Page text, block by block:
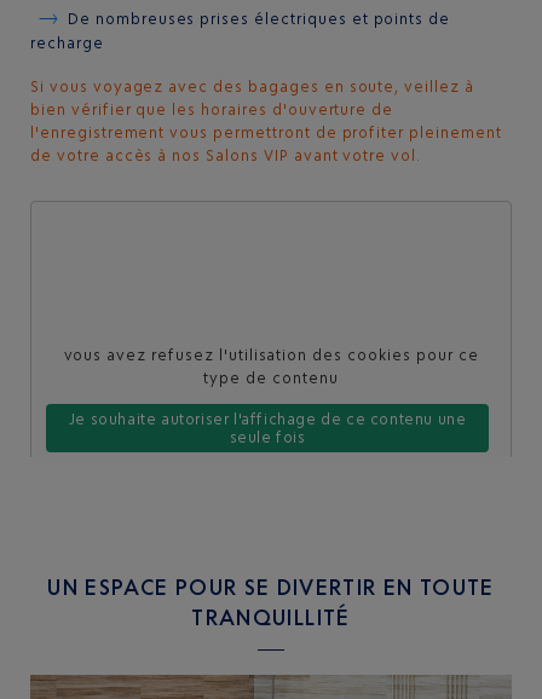
De nombreuses prises électriques et points de
recharge
Si vous voyagez avec des bagages en soute, veillez à
bien vérifier que les horaires d'ouverture de
l'enregistrement vous permettront de profiter pleinement
de votre accès à nos Salons VIP avant votre vol.
vous avez refusez l'utilisation des cookies pour ce
type de contenu
Je souhaite autoriser l'affichage de ce contenu une
seule fois
UN ESPACE POUR SE DIVERTIR EN TOUTE
TRANQUILLITÉ